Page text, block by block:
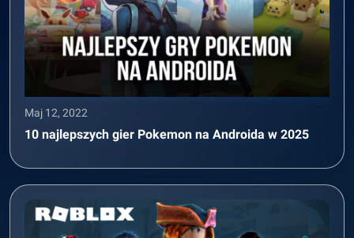
Maj 12, 2022
10 najlepszych gier Pokemon na Androida w 2025